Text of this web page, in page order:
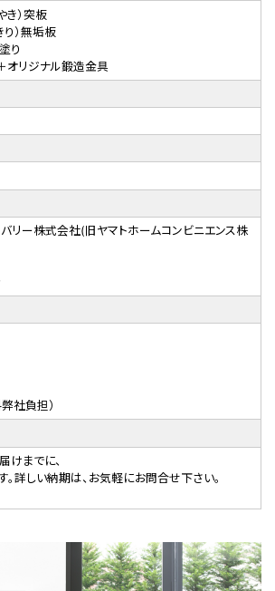
き）突板
り）無垢板
り
オリジナル鍛造金具
バリー株式会社(旧ヤマトホームコンビニエンス株
社負担）
けまでに、
詳しい納期は、お気軽にお問合せ下さい。